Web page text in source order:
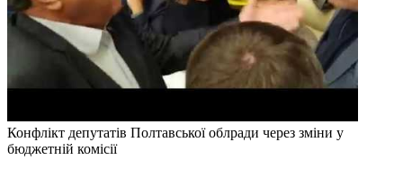
Конфлікт депутатів Полтавської облради через зміни у
бюджетній комісії